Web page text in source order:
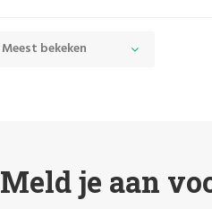
Meest bekeken
Meld je aan